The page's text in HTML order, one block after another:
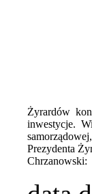
Żyrardów
inwestycje.
Prezydenta
Chrzanowski: